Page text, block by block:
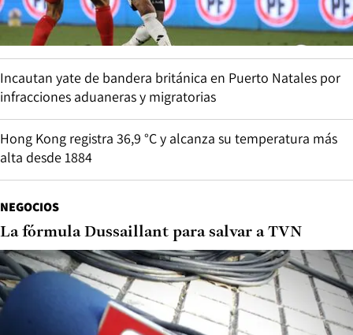
Incautan yate de bandera británica en Puerto Natales por
infracciones aduaneras y migratorias
Hong Kong registra 36,9 °C y alcanza su temperatura más
alta desde 1884
NEGOCIOS
La fórmula Dussaillant para salvar a TVN